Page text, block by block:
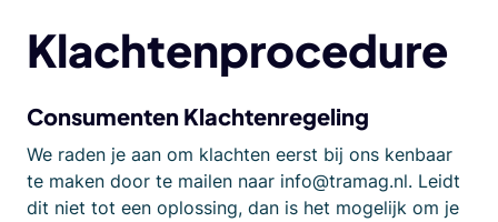
Klachtenprocedure
Consumenten Klachtenregeling
We raden je aan om klachten eerst bij ons kenbaar
te maken door te mailen naar info@tramag.nl. Leidt
dit niet tot een oplossing, dan is het mogelijk om je